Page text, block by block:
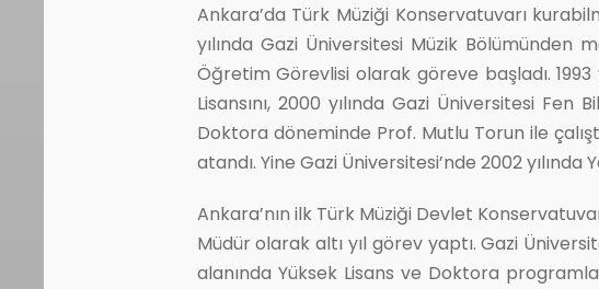
Ankara’da Türk Müziği Konservatuvarı
yılında Gazi Üniversitesi Müzik Bölümünden
Öğretim Görevlisi olarak göreve başladı. 1993
Lisansını, 2000 yılında Gazi Üniversitesi
Doktora döneminde Prof. Mutlu Torun ile
atandı. Yine Gazi Üniversitesi’nde 2002 yılında
Ankara’nın ilk Türk Müziği Devlet
Müdür olarak altı yıl görev yaptı. Gazi
alanında Yüksek Lisans ve Doktora